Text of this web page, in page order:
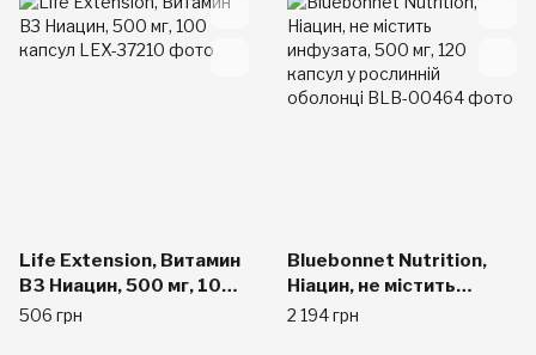
Life Extension, Витамин
B3 Ниацин, 500 мг, 100
капсул
506 грн
Bluebonnet Nutrition,
Ніацин, не містить
инфузата, 500 мг, 120
2 194 грн